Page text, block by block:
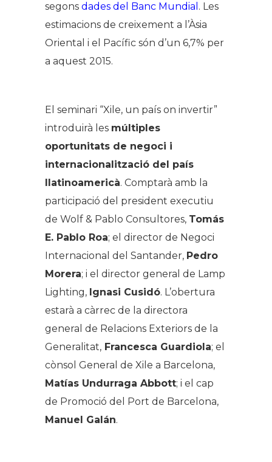
segons dades del Banc Mundial . Les
estimacions de creixement a l’Àsia
Oriental i el Pacífic són d’un 6,7% per
a aquest 2015.
El seminari “Xile, un país on invertir”
introduirà les múltiples
oportunitats de negoci i
internacionalització del país
llatinoamericà. Comptarà amb la
participació del president executiu
de Wolf & Pablo Consultores, Tomás
E. Pablo Roa; el director de Negoci
Internacional del Santander, Pedro
Morera; i el director general de Lamp
Lighting, Ignasi Cusidó. L’obertura
estarà a càrrec de la directora
general de Relacions Exteriors de la
Generalitat, Francesca Guardiola; el
cònsol General de Xile a Barcelona,
Matías Undurraga Abbott; i el cap
de Promoció del Port de Barcelona,
Manuel Galán.